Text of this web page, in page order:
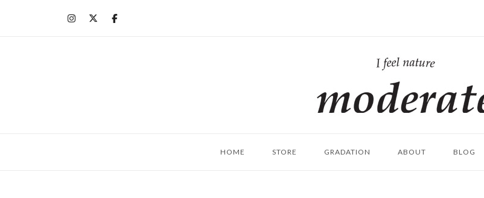
ム
HOME STORE GRADATION ABOUT BLOG